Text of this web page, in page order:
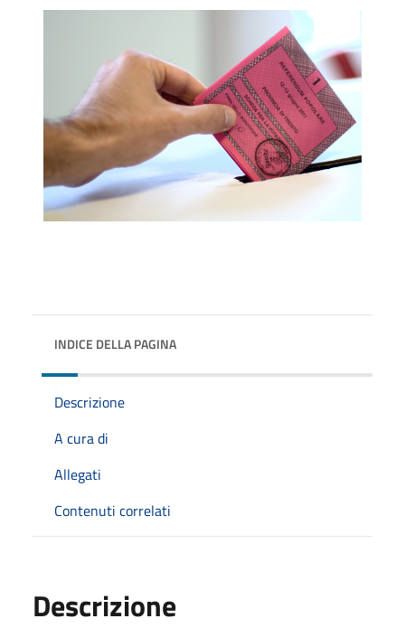
INDICE DELLA PAGINA
Descrizione
A cura di
Allegati
Contenuti correlati
Descrizione